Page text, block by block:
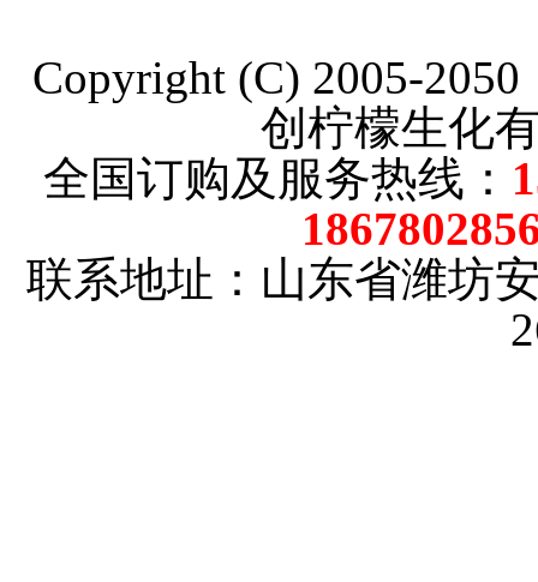
Copyright (C) 2005-
创柠檬生化
全国订购及服务热线：
联系地址：山东省潍坊